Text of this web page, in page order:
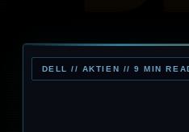
DELL // AKTIEN // 9 MIN